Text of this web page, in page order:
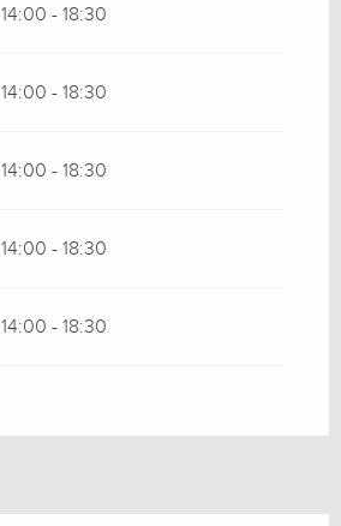
14:00 - 18:30
14:00 - 18:30
14:00 - 18:30
14:00 - 18:30
14:00 - 18:30